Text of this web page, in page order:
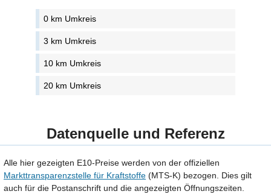
0 km Umkreis
3 km Umkreis
10 km Umkreis
20 km Umkreis
Datenquelle und Referenz
Alle hier gezeigten E10-Preise werden von der offiziellen
Markttransparenzstelle für Kraftstoffe (MTS-K) bezogen. Dies gilt
auch für die Postanschrift und die angezeigten Öffnungszeiten.